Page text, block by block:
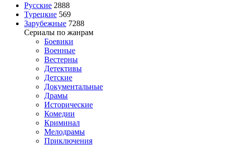
Русские 2888
Турецкие 569
Зарубежные 7288
Сериалы по жанрам
Боевики
Военные
Вестерны
Детективы
Детские
Документальные
Драмы
Исторические
Комедии
Криминал
Мелодрамы
Приключения